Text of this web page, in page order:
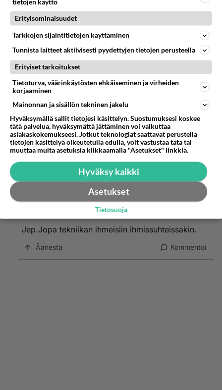
Sää latelet gubbe tällä herjahahmollas @WT aika
itsestään selviä asioita. Tee Tee
Äänestä Kommentoi
Anonyymi00097
2026-06-02 12:41:05
Tahallista satuttamista on tutustua varattuna
kertomatta olevan varattu.
1 Äänestä Kommentoi
Anonyymi00101
2026-06-03 12:23:45
Anonyymi00086kirjoitti:
Osasko äitis koskaan vastata sinun kysymyksiin mtn?
Jep.Jopa tekniikan ihmeisiin ihmissuhteissakin.
Äänestä Kommentoi
tietojen käyttö
Erityisominaisuudet
Tarkkojen sijaintitietojen käyttäminen
Tunnista laitteet aktiivisesti pyydettyjen tietojen perusteella
Erityiset tarkoitukset
Tietoturva, väärinkäytösten ehkäiseminen ja virheiden
korjaaminen
Mainonnan ja sisällön tekninen jakelu
Hyväksymällä sallit tietojesi käsittelyn. Suostumuksesi koskee
tätä palvelua, hyväksymättä jättäminen voi vaikuttaa
asiakaskokemukseesi. Jotkut teknologiat saattavat perustella
tietojen käsittelyä oikeutetulla edulla, voit vastustaa tätä tai
muuttaa muita asetuksia klikkaamalla "Asetukset" linkkiä.
Hyväksy kaikki
Asetukset
Tietosuoja